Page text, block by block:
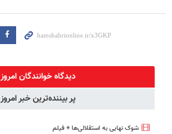
دیدگاه خوانندگان امروز
پر بیننده‌ترین خبر امروز
شوک نهایی به استقلالی‌ها + فیلم